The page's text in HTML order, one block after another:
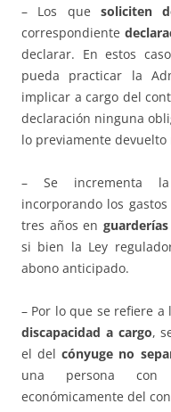
– Los que soliciten
correspondiente
declarar. En estos
pueda practicar la
implicar a cargo del
declaración ninguna
lo previamente
– Se incrementa
incorporando los
tres años en guarderías
si bien la Ley
abono anticipado.
– Por lo que se refiere a
discapacidad a cargo,
el delcónyuge no
una persona con
económicamente del